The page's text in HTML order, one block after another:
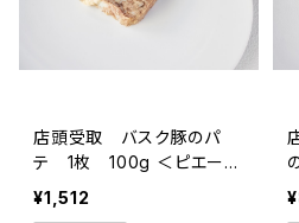
店頭受取 バスク豚のパ
テ 1枚 100g ＜ピエー
ル・オテイザ＞(フランス・バ
スク)
¥1,512